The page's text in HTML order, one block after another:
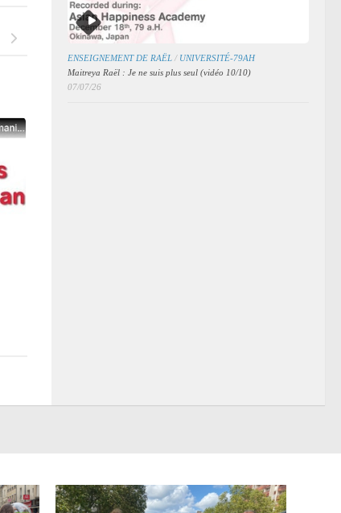
ENSEIGNEMENT DE RAËL / UNIVERSITÉ-79AH
Maitreya Raël : Je ne suis plus seul (vidéo 10/10)
07/07/26